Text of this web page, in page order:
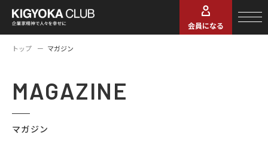
会員になる
トップ マガジン
MAGAZINE
マガジン